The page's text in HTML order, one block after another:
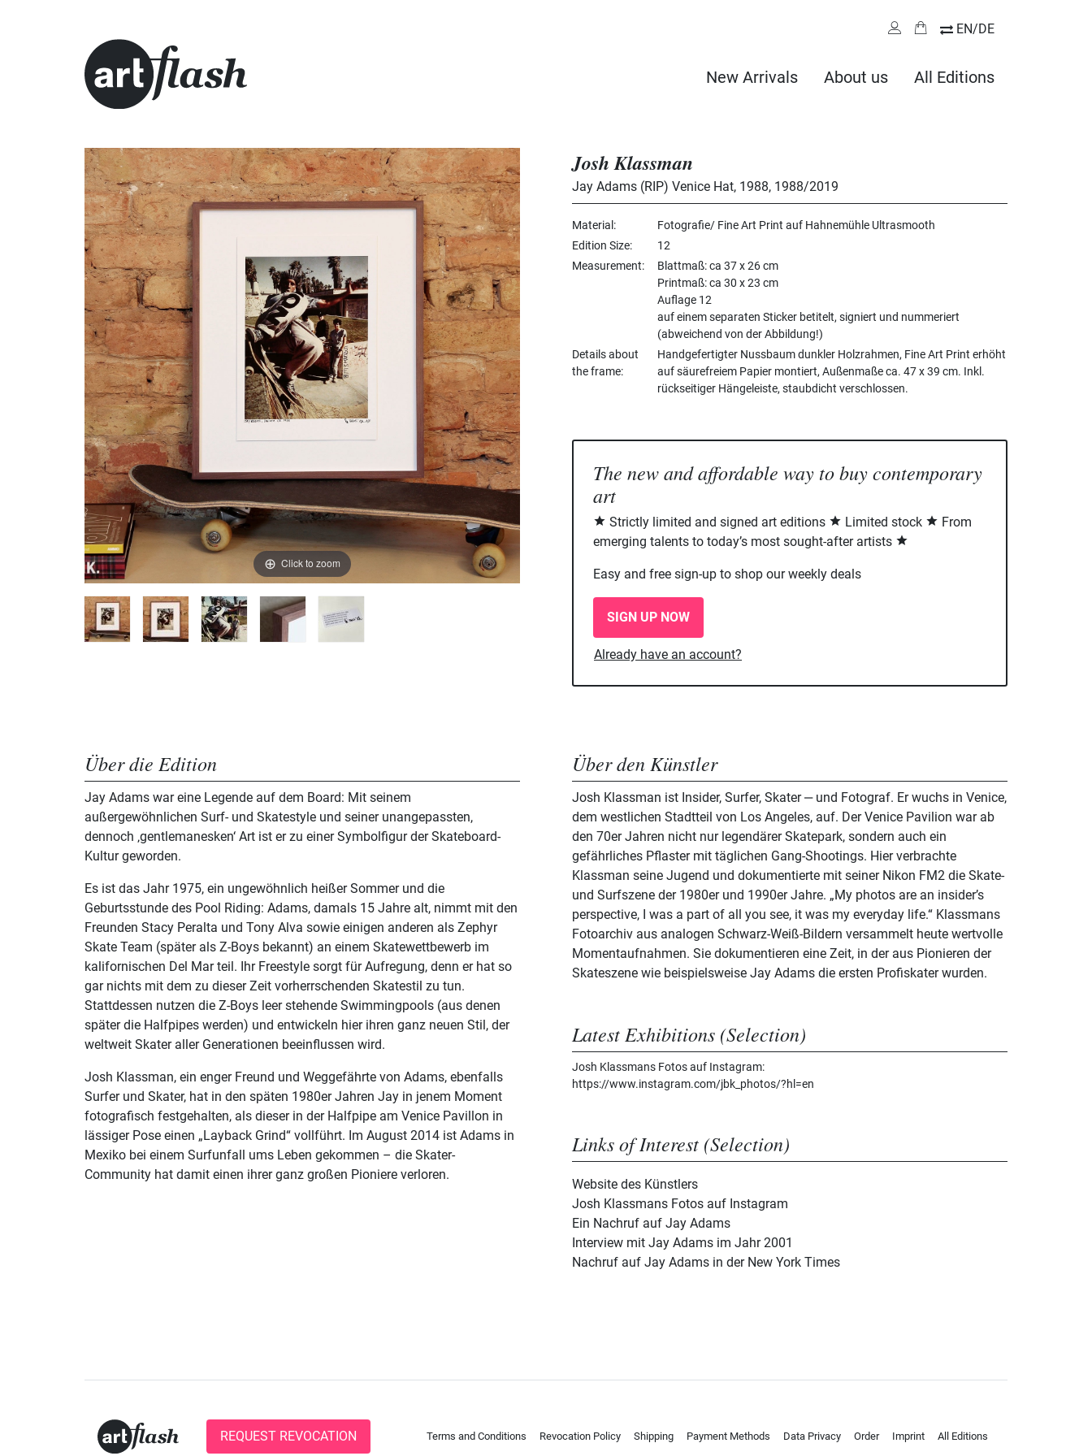
EN/DE
New Arrivals About us All Editions
Click to zoom
Josh Klassman
Jay Adams (RIP) Venice Hat, 1988, 1988/2019
Material
Fotografie/ Fine Art Print auf Hahnemühle Ultrasmooth
Edition Size
12
Measurement
Blattmaß: ca 37 x 26 cm
Printmaß: ca 30 x 23 cm
Auflage 12
auf einem separaten Sticker betitelt, signiert und nummeriert
(abweichend von der Abbildung!)
Details about
the frame
Handgefertigter Nussbaum dunkler Holzrahmen, Fine Art Print erhöht
auf säurefreiem Papier montiert, Außenmaße ca. 47 x 39 cm. Inkl.
rückseitiger Hängeleiste, staubdicht verschlossen.
The new and affordable way to buy contemporary
art
Strictly limited and signed art editions Limited stock
From
emerging talents to today’s most sought-after artists
Easy and free sign-up to shop our weekly deals
SIGN UP NOW
Already have an account?
Über die Edition
Jay Adams war eine Legende auf dem Board: Mit seinem
außergewöhnlichen Surf- und Skatestyle und seiner unangepassten,
dennoch ‚gentlemanesken‘ Art ist er zu einer Symbolfigur der Skateboard-
Kultur geworden.
Es ist das Jahr 1975, ein ungewöhnlich heißer Sommer und die
Geburtsstunde des Pool Riding: Adams, damals 15 Jahre alt, nimmt mit den
Freunden Stacy Peralta und Tony Alva sowie einigen anderen als Zephyr
Skate Team (später als Z-Boys bekannt) an einem Skatewettbewerb im
kalifornischen Del Mar teil. Ihr Freestyle sorgt für Aufregung, denn er hat so
gar nichts mit dem zu dieser Zeit vorherrschenden Skatestil zu tun.
Stattdessen nutzen die Z-Boys leer stehende Swimmingpools (aus denen
später die Halfpipes werden) und entwickeln hier ihren ganz neuen Stil, der
weltweit Skater aller Generationen beeinflussen wird.
Josh Klassman, ein enger Freund und Weggefährte von Adams, ebenfalls
Surfer und Skater, hat in den späten 1980er Jahren Jay in jenem Moment
fotografisch festgehalten, als dieser in der Halfpipe am Venice Pavillon in
lässiger Pose einen „Layback Grind“ vollführt. Im August 2014 ist Adams in
Mexiko bei einem Surfunfall ums Leben gekommen – die Skater-
Community hat damit einen ihrer ganz großen Pioniere verloren.
Über den Künstler
Josh Klassman ist Insider, Surfer, Skater ‒ und Fotograf. Er wuchs in Venice,
dem westlichen Stadtteil von Los Angeles, auf. Der Venice Pavilion war ab
den 70er Jahren nicht nur legendärer Skatepark, sondern auch ein
gefährliches Pflaster mit täglichen Gang-Shootings. Hier verbrachte
Klassman seine Jugend und dokumentierte mit seiner Nikon FM2 die Skate-
und Surfszene der 1980er und 1990er Jahre. „My photos are an insider’s
perspective, I was a part of all you see, it was my everyday life.“ Klassmans
Fotoarchiv aus analogen Schwarz-Weiß-Bildern versammelt heute wertvolle
Momentaufnahmen. Sie dokumentieren eine Zeit, in der aus Pionieren der
Skateszene wie beispielsweise Jay Adams die ersten Profiskater wurden.
Latest Exhibitions (Selection)
Josh Klassmans Fotos auf Instagram:
https://www.instagram.com/jbk_photos/?hl=en
Links of Interest (Selection)
Website des Künstlers
Josh Klassmans Fotos auf Instagram
Ein Nachruf auf Jay Adams
Interview mit Jay Adams im Jahr 2001
Nachruf auf Jay Adams in der New York Times
REQUEST REVOCATION Terms and Conditions Revocation Policy Shipping Payment Methods Data Privacy Order Imprint All Editions